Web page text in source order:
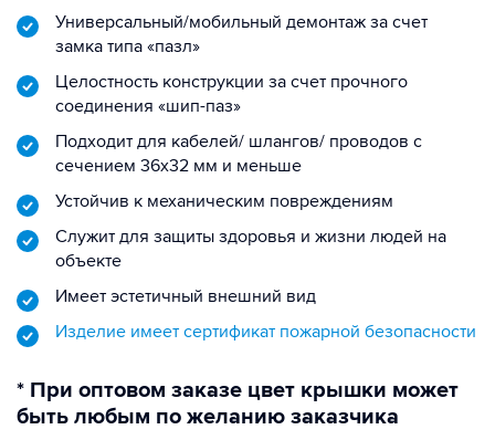
Универсальный/мобильный демонтаж за счет
замка типа «пазл»
Целостность конструкции за счет прочного
соединения «шип-паз»
Подходит для кабелей/ шлангов/ проводов с
сечением 36х32 мм и меньше
Устойчив к механическим повреждениям
Служит для защиты здоровья и жизни людей на
объекте
Имеет эстетичный внешний вид
Изделие имеет сертификат пожарной безопасности
* При оптовом заказе цвет крышки может
быть любым по желанию заказчика